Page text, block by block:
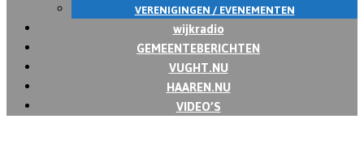
VERENIGINGEN / EVENEMENTEN
wijkradio
GEMEENTEBERICHTEN
VUGHT.NU
HAAREN.NU
VIDEO’S